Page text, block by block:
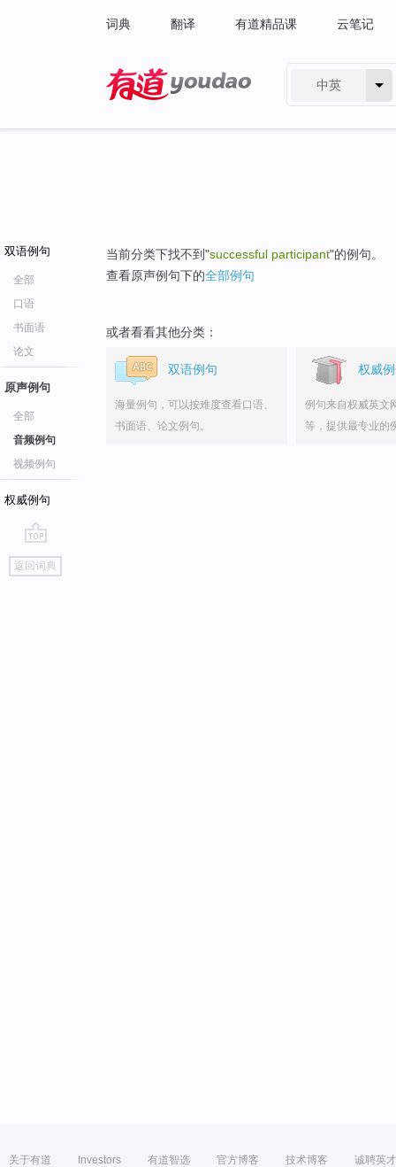
词典 翻译 有道精品课 云笔记
中英
双语例句
全部
口语
书面语
论文
原声例句
全部
音频例句
视频例句
权威例句
go
top
返回词典
当前分类下找不到"successful participant"的例句。
查看原声例句下的全部例句
或者看看其他分类：
双语例句
海量例句，可以按难度查看口语、
书面语、论文例句。
权威
例句来自权威英文
等，提供最专业的
关于有道 Investors 有道智选 官方博客 技术博客 诚聘英才